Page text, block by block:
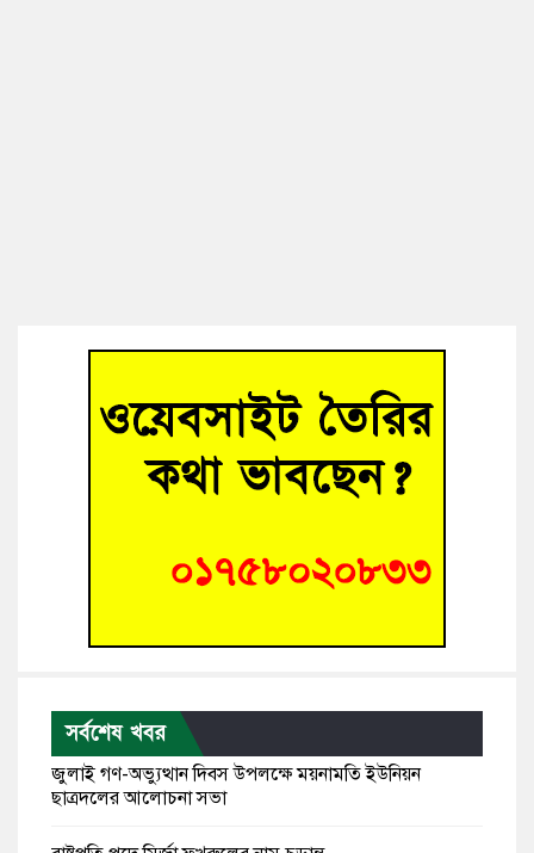
সর্বশেষ খবর
জুলাই গণ-অভ্যুত্থান দিবস উপলক্ষে ময়নামতি ইউনিয়ন
ছাত্রদলের আলোচনা সভা